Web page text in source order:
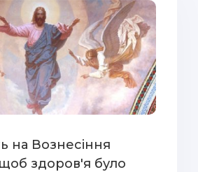
на Вознесіння
здоров'я було